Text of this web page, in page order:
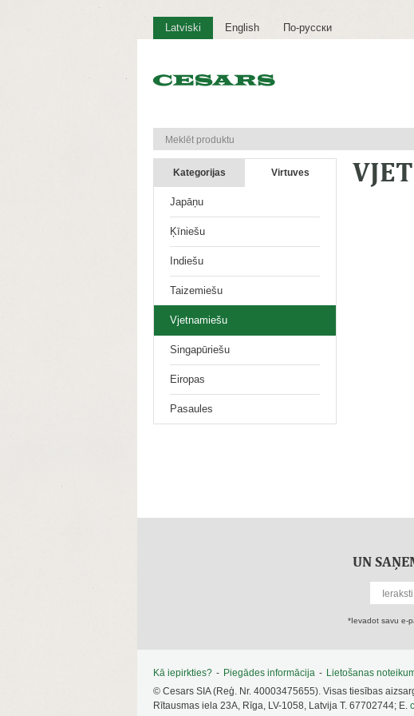
Latviski English По-русски
Kategorijas Virtuves
Japāņu
Ķīniešu
Indiešu
Taizemiešu
Vjetnamiešu
Singapūriešu
Eiropas
Pasaules
UN
*Ievadot savu e-
Kā iepirkties? - Piegādes informācija - Lietošanas
© Cesars SIA (Reģ. Nr. 40003475655). Visas tiesības
Rītausmas iela 23A, Rīga, LV-1058, Latvija T. 67702744; E.